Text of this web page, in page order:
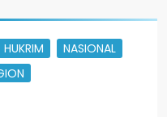
HUKRIM
NASIONAL